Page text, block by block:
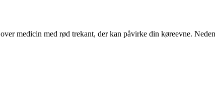
medicin med rød trekant, der kan påvirke din køreevne.